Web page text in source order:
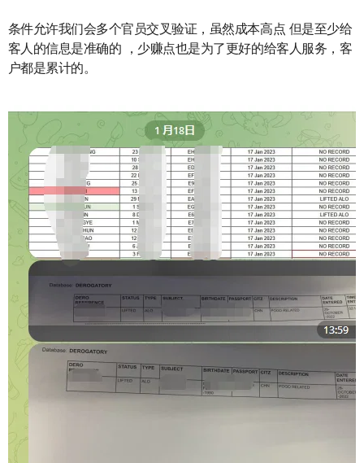
条件允许我们会多个官员交叉验证，虽然成本高点 但是至少给
客人的信息是准确的 ，少赚点也是为了更好的给客人服务，客
户都是累计的。